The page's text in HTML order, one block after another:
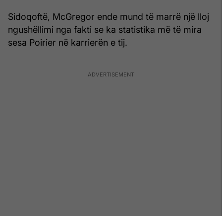
Sidoqoftë, McGregor ende mund të marrë një lloj
ngushëllimi nga fakti se ka statistika më të mira
sesa Poirier në karrierën e tij.